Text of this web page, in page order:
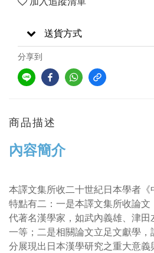
送貨方式
分享到
商品描述
內容簡介
本譯文集所收二十世紀日本學者《
特點有二：一是本譯文集所收論
代著名漢學家，如武內義雄、津
一等；二是相關論文立足文獻學
分展現出日本漢學研究之重大意